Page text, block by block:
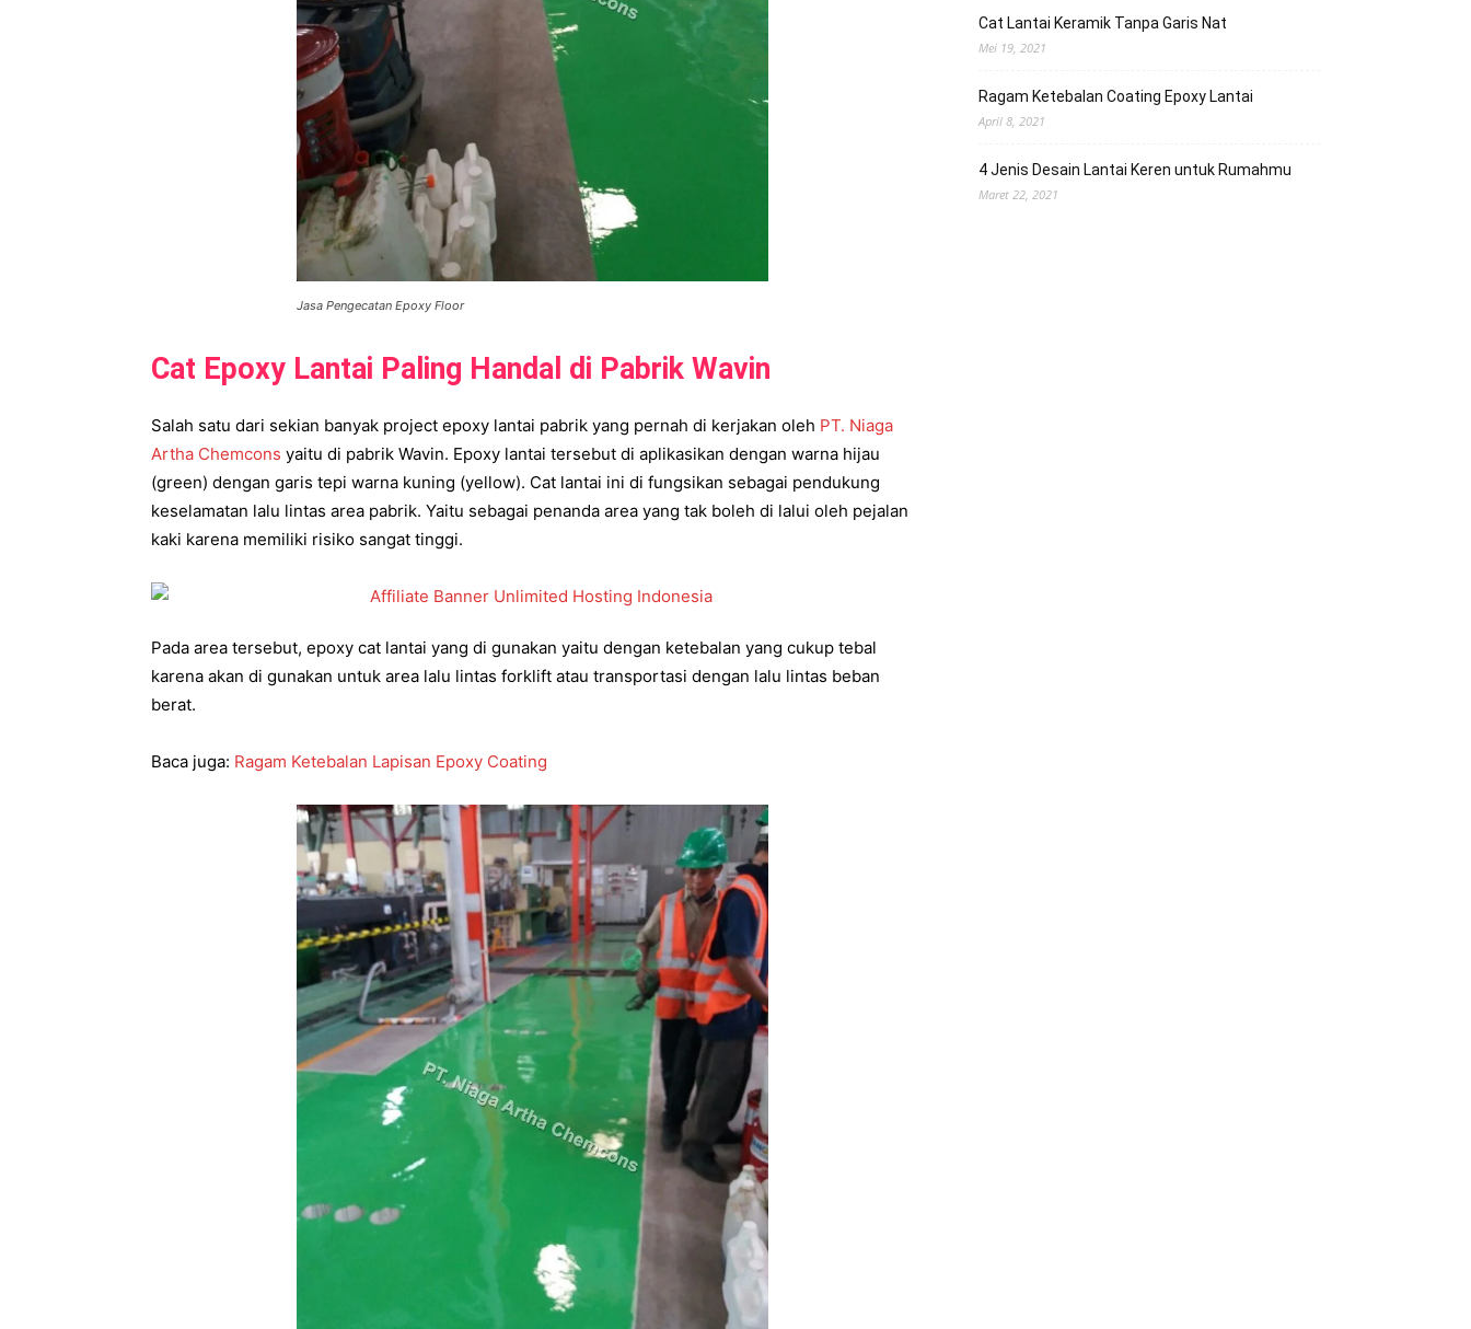
Jasa Pengecatan Epoxy Floor
Cat Epoxy Lantai Paling Handal di Pabrik Wavin
Salah satu dari sekian banyak project epoxy lantai pabrik yang pernah di kerjakan oleh PT. Niaga
Artha Chemcons yaitu di pabrik Wavin. Epoxy lantai tersebut di aplikasikan dengan warna hijau
(green) dengan garis tepi warna kuning (yellow). Cat lantai ini di fungsikan sebagai pendukung
keselamatan lalu lintas area pabrik. Yaitu sebagai penanda area yang tak boleh di lalui oleh pejalan
kaki karena memiliki risiko sangat tinggi.
Pada area tersebut, epoxy cat lantai yang di gunakan yaitu dengan ketebalan yang cukup tebal
karena akan di gunakan untuk area lalu lintas forklift atau transportasi dengan lalu lintas beban
berat.
Baca juga: Ragam Ketebalan Lapisan Epoxy Coating
Cat Lantai Keramik Tanpa Garis Nat
Mei 19, 2021
Ragam Ketebalan Coating Epoxy Lantai
April 8, 2021
4 Jenis Desain Lantai Keren untuk Rumahmu
Maret 22, 2021